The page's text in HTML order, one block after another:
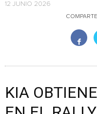
12 JUNIO 2026
KIA